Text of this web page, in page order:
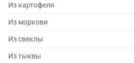
Из картофеля
Из моркови
Из свеклы
Из тыквы